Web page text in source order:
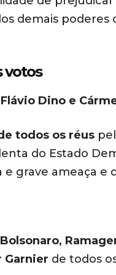
demais
votos
Dino e
todos os réus
do Estado
e grave ameaça
Garnier de todos